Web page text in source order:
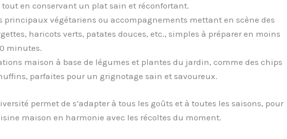
tout en conservant un plat sain et réconfortant.
principaux végétariens ou accompagnements mettant en scène des
haricots verts, patates douces, etc., simples à préparer en moins
minutes.
maison à base de légumes et plantes du jardin, comme des chips
parfaites pour un grignotage sain et savoureux.
permet de s’adapter à tous les goûts et à toutes les saisons, pour
maison en harmonie avec les récoltes du moment.